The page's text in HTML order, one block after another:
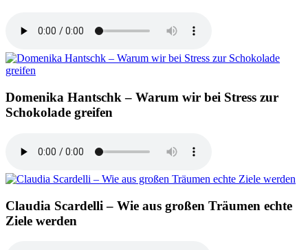
Domenika Hantschk – Warum wir bei Stress zur
Schokolade greifen
Claudia Scardelli – Wie aus großen Träumen echte
Ziele werden